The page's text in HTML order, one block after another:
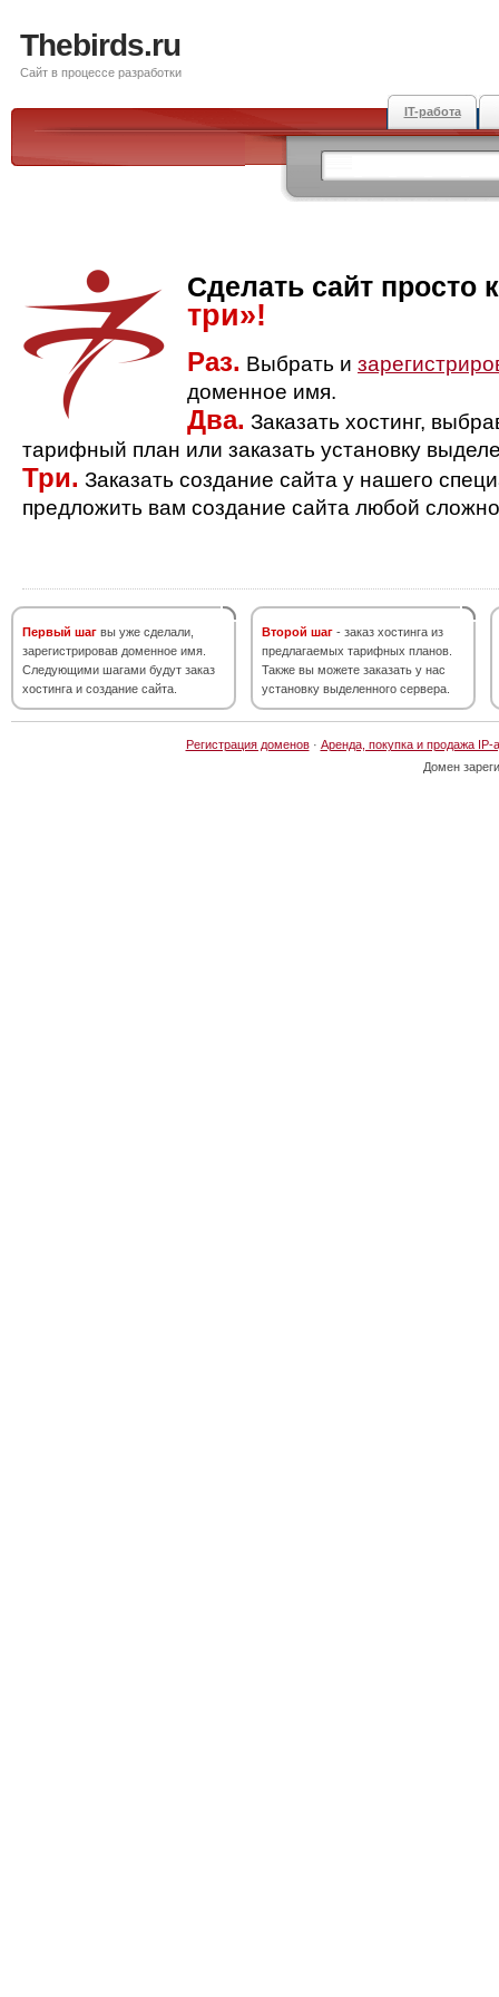
Thebirds.ru
Сайт в процессе разработки
IT-работа
Сделать сайт просто
три»!
Раз. Выбрать и
доменное имя.
Два. Заказать хостинг,
тарифный план или заказать установку
Три. Заказать создание сайта у нашего
предложить вам создание сайта любой
Первый шаг вы уже сделали,
зарегистрировав доменное имя.
Следующими шагами будут заказ
хостинга и создание сайта.
Второй шаг - заказ хостинга из
предлагаемых тарифных планов.
Также вы можете заказать у нас
установку выделенного сервера.
Регистрация доменов· Аренда, покупка и продажа IP-
Домен